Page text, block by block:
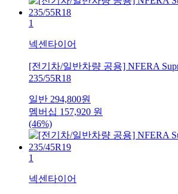
1
넥센타이어
[전기차/일반차량 공용] NFERA
235/55R18
일반 294,800원
멤버십 157,920 원
(46%)
1
넥센타이어